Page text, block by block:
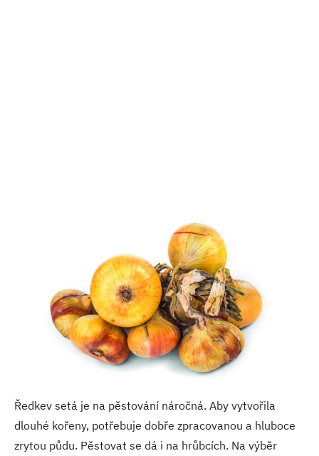
Ředkev setá je na pěstování náročná. Aby vytvořila
dlouhé kořeny, potřebuje dobře zpracovanou a hluboce
zrytou půdu. Pěstovat se dá i na hrůbcích. Na výběr